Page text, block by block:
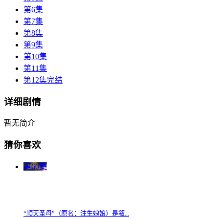
第6集
第7集
第8集
第9集
第10集
第11集
第12集完结
详细剧情
暂无简介
猜你喜欢
第60集
“顺天圣母”（原名：注生娘娘）是叙...